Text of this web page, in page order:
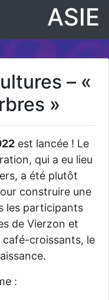
ASIE
– «
»
est lancée ! Le
qui a eu lieu
a été plutôt
construire une
les participants
de Vierzon et
café-croissants, le
: